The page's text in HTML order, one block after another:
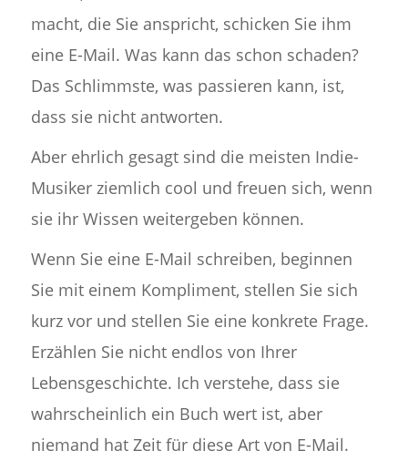
macht, die Sie anspricht, schicken Sie ihm
eine E-Mail. Was kann das schon schaden?
Das Schlimmste, was passieren kann, ist,
dass sie nicht antworten.
Aber ehrlich gesagt sind die meisten Indie-
Musiker ziemlich cool und freuen sich, wenn
sie ihr Wissen weitergeben können.
Wenn Sie eine E-Mail schreiben, beginnen
Sie mit einem Kompliment, stellen Sie sich
kurz vor und stellen Sie eine konkrete Frage.
Erzählen Sie nicht endlos von Ihrer
Lebensgeschichte. Ich verstehe, dass sie
wahrscheinlich ein Buch wert ist, aber
niemand hat Zeit für diese Art von E-Mail.